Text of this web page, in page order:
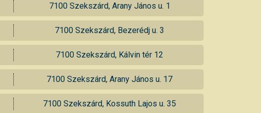
7100 Szekszárd, Arany János u. 1
7100 Szekszárd, Bezerédj u. 3
7100 Szekszárd, Kálvin tér 12
7100 Szekszárd, Arany János u. 17
7100 Szekszárd, Kossuth Lajos u. 35